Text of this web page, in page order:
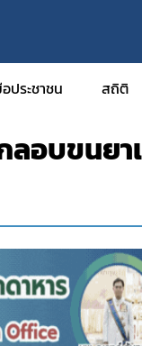
ประชาชน สถิติ
อบขนยา